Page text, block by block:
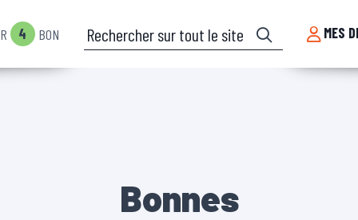
4 BON Rechercher sur tout le site MES
Bonnes